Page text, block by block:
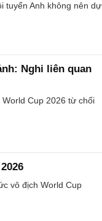
tuyển Anh không nên dự
Nghi liên quan
Cup 2026 từ chối
vô địch World Cup